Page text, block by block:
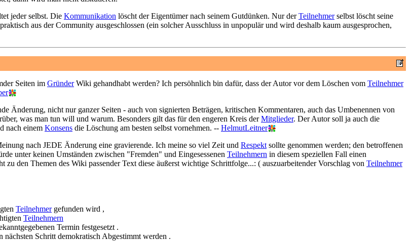
jeder selbst. Die Kommunikation löscht der Eigentümer nach seinem Gutdünken. Nur derTeilnehmerselbst löscht seine
aus der Community ausgeschlossen (ein solcher Ausschluss in unpopulär und wird deshalb kaum ausgesprochen,
Seiten im GründerWiki gehandhabt werden? Ich persöhnlich bin dafür, dass der Autor vor dem Löschen vom Teilnehmer
Änderung, nicht nur ganzer Seiten - auch von signierten Beträgen, kritischen Kommentaren, auch das Umbenennen von
was man tun will und warum. Besonders gilt das für den engeren Kreis derMitglieder. Der Autor soll ja auch die
nach einem Konsens die Löschung am besten selbst vornehmen. -- HelmutLeitner
nach JEDE Änderung eine gravierende. Ich meine so viel Zeit und Respekt sollte genommen werden; den betroffenen
unter keinen Umständen zwischen "Fremden" und Eingesessenen Teilnehmern in diesem speziellen Fall einen
den Themen des Wiki passender Text diese äußerst wichtige Schrittfolge...: ( auszuarbeitender Vorschlag von Teilnehmer
Teilnehmergefunden wird ,
Teilnehmern
Termin festgesetzt .
nächsten Schritt demokratisch Abgestimmt werden .